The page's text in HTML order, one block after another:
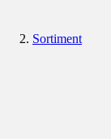
Sortiment